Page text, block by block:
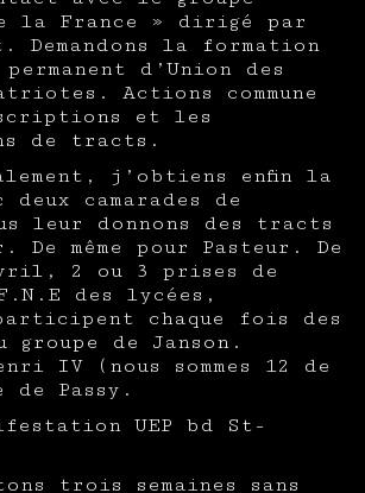
la France » dirigé par
Demandons la formation
d’Union des
Actions commune
et les
de tracts.
j’obtiens enfin la
camarades de
leur donnons des tracts
même pour Pasteur. De
2 ou 3 prises de
des lycées,
chaque fois des
groupe de Janson.
IV (nous sommes 12 de
de Passy.
UEP bd St-
trois semaines sans